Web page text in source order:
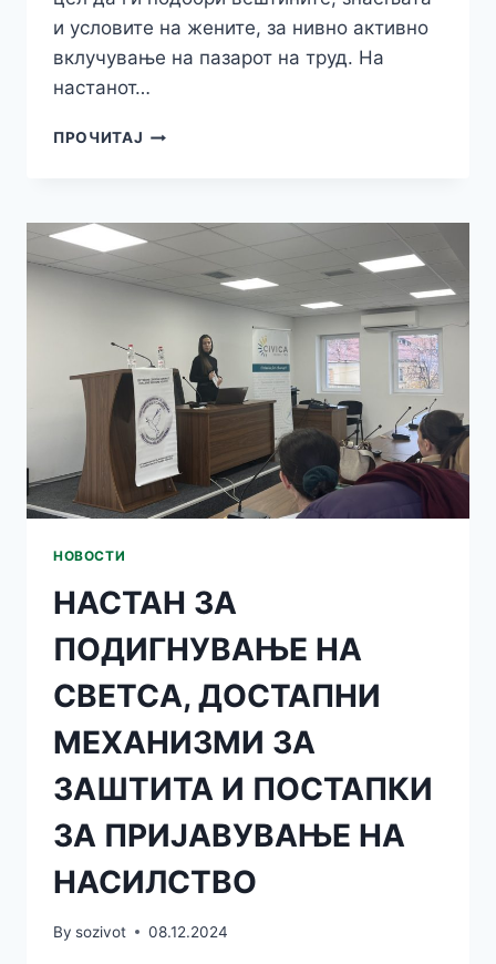
и условите на жените, за нивно активно
вклучување на пазарот на труд. На
настанот…
ПРОЧИТАЈ СВЕЧЕНО
КУРСИСТКИТЕ
ОД
ОПШТИНИТЕ
ПРИЛЕП
МОГИЛА
НОВОСТИ
НАСТАН ЗА
ПОДИГНУВАЊЕ НА
СВЕТСА, ДОСТАПНИ
МЕХАНИЗМИ ЗА
ЗАШТИТА И ПОСТАПКИ
ЗА ПРИЈАВУВАЊЕ НА
НАСИЛСТВО
By sozivot 08.12.2024